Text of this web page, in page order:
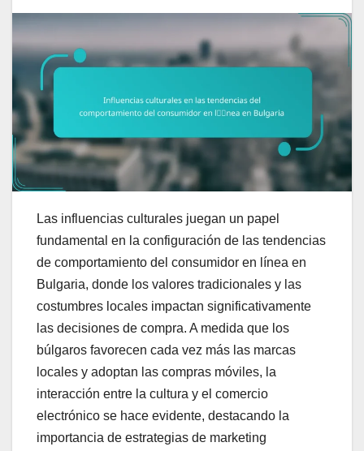
Las influencias culturales juegan un papel
fundamental en la configuración de las tendencias
de comportamiento del consumidor en línea en
Bulgaria, donde los valores tradicionales y las
costumbres locales impactan significativamente
las decisiones de compra. A medida que los
búlgaros favorecen cada vez más las marcas
locales y adoptan las compras móviles, la
interacción entre la cultura y el comercio
electrónico se hace evidente, destacando la
importancia de estrategias de marketing